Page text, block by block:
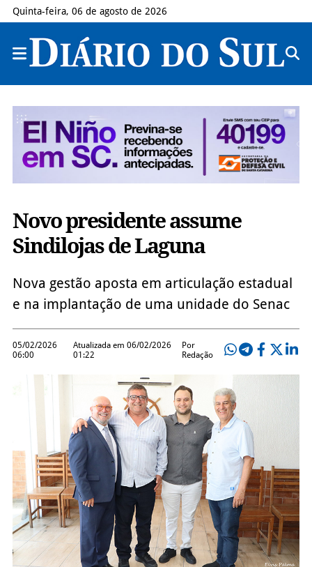
Quinta-feira, 06 de agosto de 2026
Novo presidente assume
Sindilojas de Laguna
Nova gestão aposta em articulação estadual
e na implantação de uma unidade do Senac
05/02/2026
06:00
Atualizada em 06/02/2026
01:22
Por
Redação